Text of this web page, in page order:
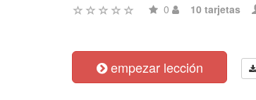
0 10 tarjetas
empezar lección